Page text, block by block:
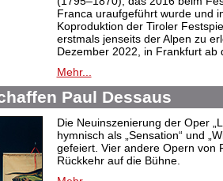
Franca uraufgeführt wurde und
Koproduktion der Tiroler
erstmals jenseits der Alpen zu
Dezember 2022, in Frankfurt ab
Mehr...
Paul Dessaus
Die Neuinszenierung der Oper
hymnisch als „Sensation“ und
gefeiert. Vier andere Opern von
Rückkehr auf die Bühne.